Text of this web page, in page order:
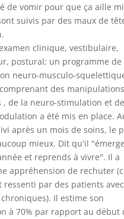
de vomir pour que ça aille
suivis par des maux de
clinique, vestibulaire,
postural; un programme de
neuro-musculo-
des manipulations
, de la neuro-stimulation et
a été mis en place.
après un mois de soins, le
mieux. Dit qu'il
et reprends à vivre". Il a
appréhension de rechuter
ressenti par des patients
Il estime son
à 70% par rapport au début